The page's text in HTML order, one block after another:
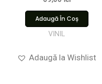
Adaugă În Coș
VINIL
Adaugă la Wishlist